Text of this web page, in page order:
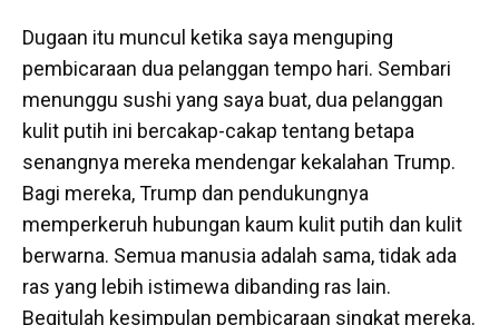
Dugaan itu muncul ketika saya menguping
pembicaraan dua pelanggan tempo hari. Sembari
menunggu sushi yang saya buat, dua pelanggan
kulit putih ini bercakap-cakap tentang betapa
senangnya mereka mendengar kekalahan Trump.
Bagi mereka, Trump dan pendukungnya
memperkeruh hubungan kaum kulit putih dan kulit
berwarna. Semua manusia adalah sama, tidak ada
ras yang lebih istimewa dibanding ras lain.
Begitulah kesimpulan pembicaraan singkat mereka.